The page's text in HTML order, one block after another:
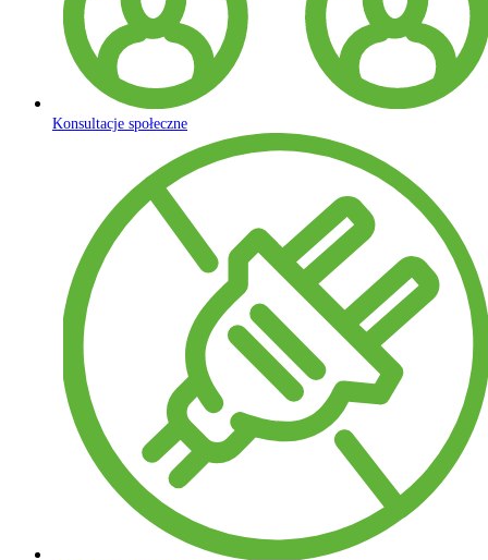
Konsultacje społeczne